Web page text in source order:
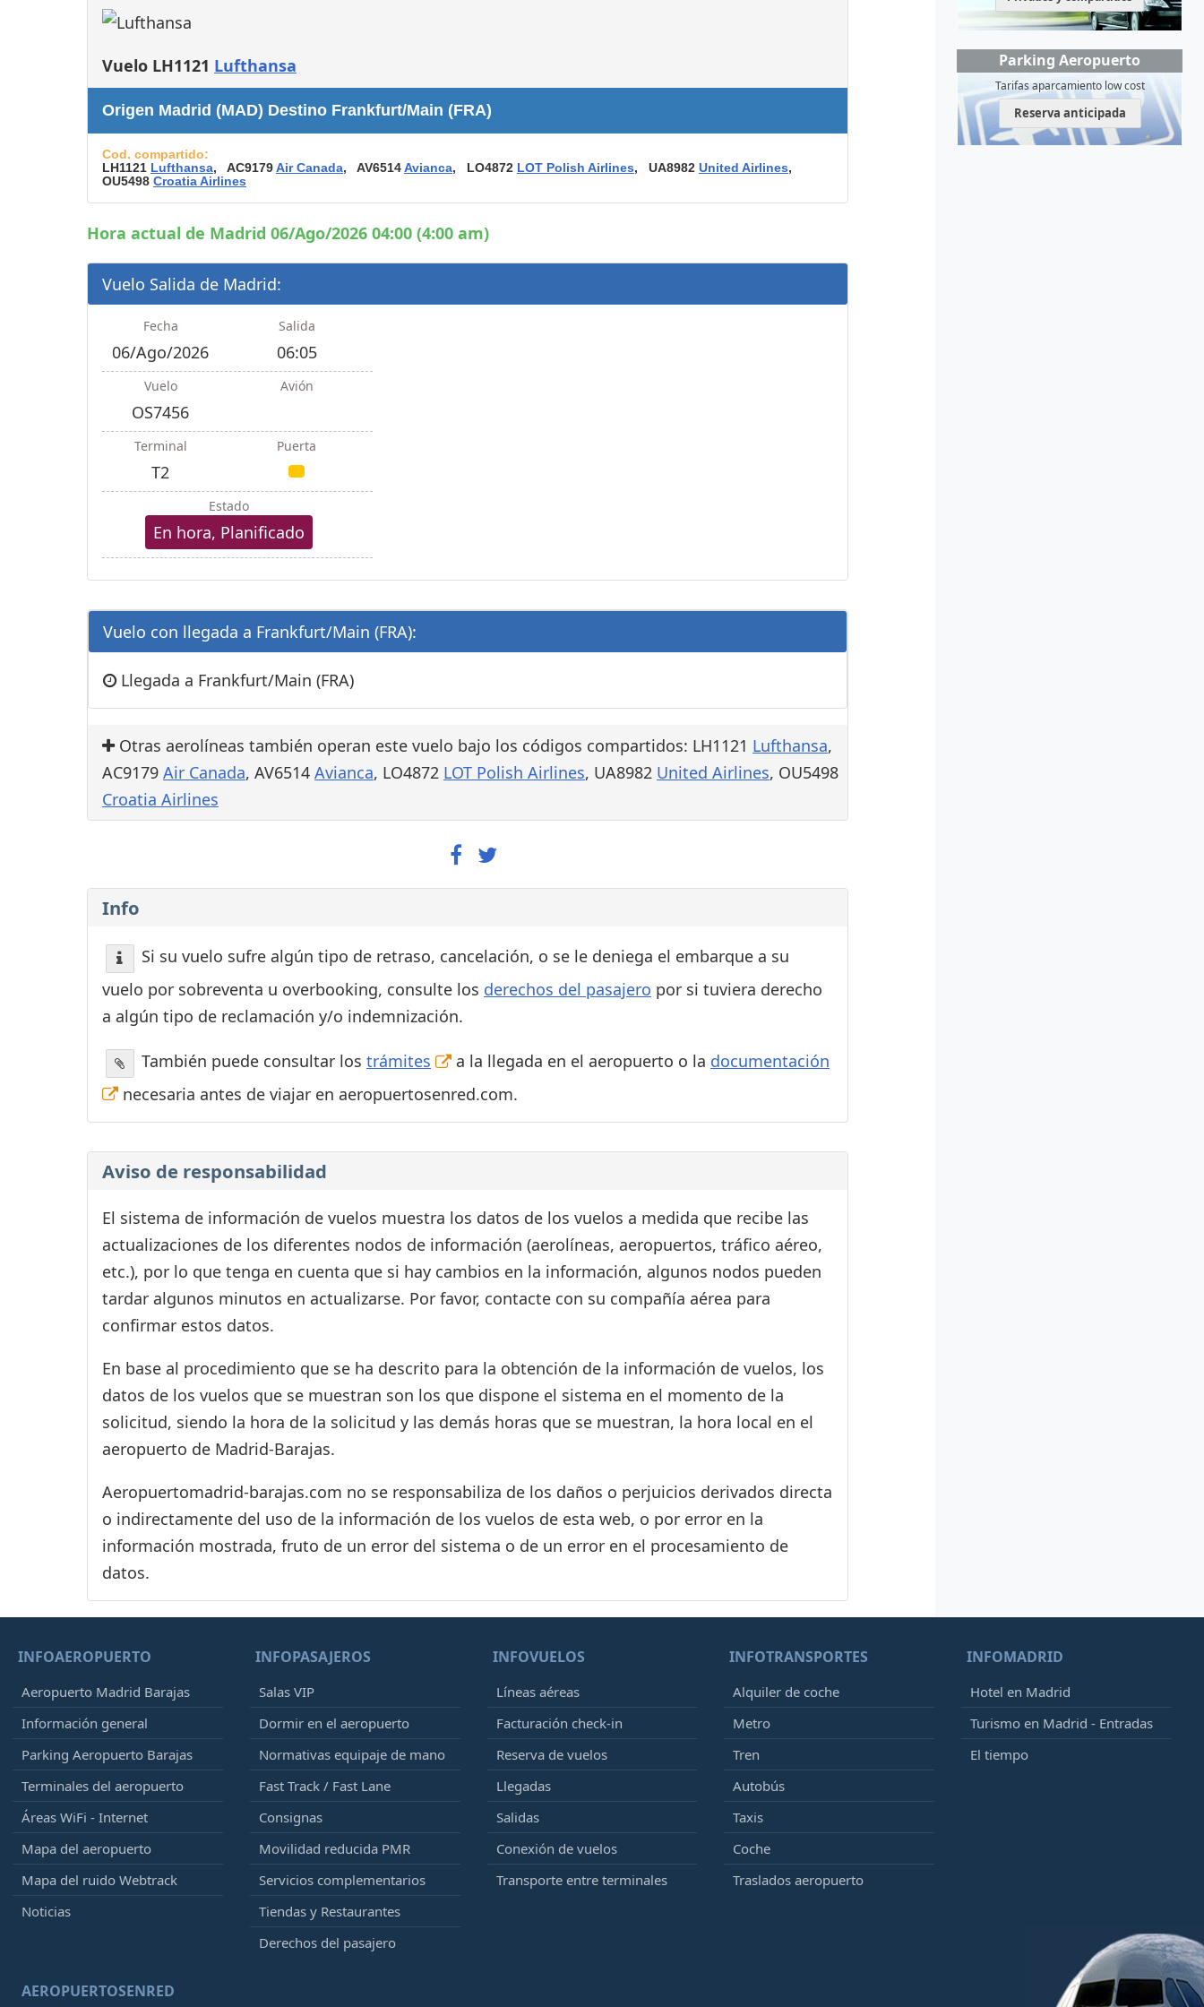
Vuelo LH1121 Lufthansa
Origen Madrid (MAD) Destino Frankfurt/Main (FRA)
Cod. compartido:
LH1121 Lufthansa, AC9179Air Canada, AV6514Avianca, LO4872 LOT Polish Airlines, UA8982 United Airlines,
OU5498 Croatia Airlines
Hora actual de Madrid 06/Ago/2026 04:00 (4:00 am)
Vuelo Salida de Madrid:
Fecha
06/Ago/2026
Salida
06:05
Vuelo
OS7456
Avión
Terminal
T2
Puerta
Estado
En hora, Planificado
Vuelo con llegada a Frankfurt/Main (FRA):
Llegada a Frankfurt/Main (FRA)
Otras aerolíneas también operan este vuelo bajo los códigos compartidos: LH1121 Lufthansa,
AC9179 Air Canada, AV6514 Avianca, LO4872 LOT Polish Airlines, UA8982 United Airlines, OU5498
Croatia Airlines
Info
Si su vuelo sufre algún tipo de retraso, cancelación, o se le deniega el embarque a su
vuelo por sobreventa u overbooking, consulte los derechos del pasajero por si tuviera derecho
a algún tipo de reclamación y/o indemnización.
También puede consultar los trámites a la llegada en el aeropuerto o la documentación
necesaria antes de viajar en aeropuertosenred.com.
Aviso de responsabilidad
El sistema de información de vuelos muestra los datos de los vuelos a medida que recibe las
actualizaciones de los diferentes nodos de información (aerolíneas, aeropuertos, tráfico aéreo,
etc.), por lo que tenga en cuenta que si hay cambios en la información, algunos nodos pueden
tardar algunos minutos en actualizarse. Por favor, contacte con su compañía aérea para
confirmar estos datos.
En base al procedimiento que se ha descrito para la obtención de la información de vuelos, los
datos de los vuelos que se muestran son los que dispone el sistema en el momento de la
solicitud, siendo la hora de la solicitud y las demás horas que se muestran, la hora local en el
aeropuerto de Madrid-Barajas.
Aeropuertomadrid-barajas.com no se responsabiliza de los daños o perjuicios derivados directa
o indirectamente del uso de la información de los vuelos de esta web, o por error en la
información mostrada, fruto de un error del sistema o de un error en el procesamiento de
datos.
Parking Aeropuerto
Tarifas aparcamiento low cost
Reserva anticipada
INFOAEROPUERTO
Aeropuerto Madrid Barajas
Información general
Parking Aeropuerto Barajas
Terminales del aeropuerto
Áreas WiFi - Internet
Mapa del aeropuerto
Mapa del ruido Webtrack
Noticias
INFOPASAJEROS
Salas VIP
Dormir en el aeropuerto
Normativas equipaje de mano
Fast Track / Fast Lane
Consignas
Movilidad reducida PMR
Servicios complementarios
Tiendas y Restaurantes
Derechos del pasajero
INFOVUELOS
Líneas aéreas
Facturación check-in
Reserva de vuelos
Llegadas
Salidas
Conexión de vuelos
Transporte entre terminales
INFOTRANSPORTES
Alquiler de coche
Metro
Tren
Autobús
Taxis
Coche
Traslados aeropuerto
INFOMADRID
Hotel en Madrid
Turismo en Madrid - Entradas
El tiempo
AEROPUERTOSENRED
Tiendas y Restaurantes